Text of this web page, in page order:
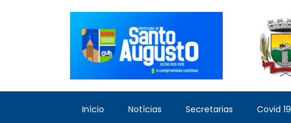
Início Notícias Secretarias Covid 19